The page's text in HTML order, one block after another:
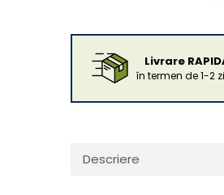
Livrare
în termen de 1-2
Descriere